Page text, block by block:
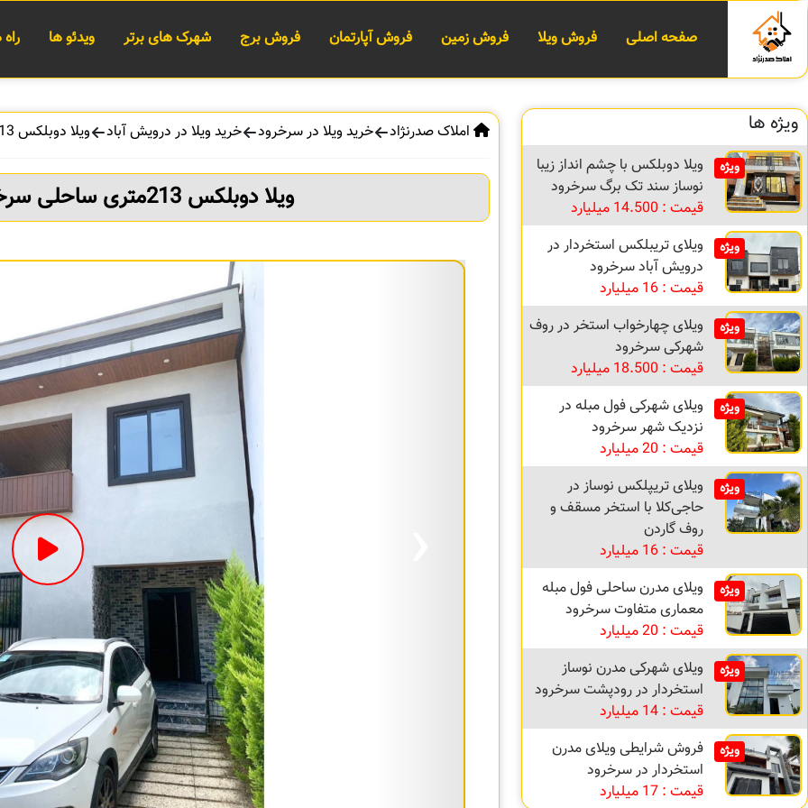
صفحه اصلی فروش ویلا فروش زمین فروش آپارتمان فروش برج شهرک های برتر ویدئو ها
املاک صدرنژاد خرید ویلا در سرخرود خرید ویلا در درویش آباد ویلا دوبلکس 213متری ساحلی سرخرود منطقه درویش آباد
ویلا دوبلکس 213متری ساحلی سرخرود منطقه درویش آباد
ویژه ها
ویژه
ویلا دوبلکس با چشم انداز زیبا
نوساز سند تک برگ سرخرود
قیمت : 14.500 میلیارد
ویژه
ویلای تریبلکس استخردار در
درویش آباد سرخرود
قیمت : 16 میلیارد
ویژه
ویلای چهارخواب استخر در روف
شهرکی سرخرود
قیمت : 18.500 میلیارد
ویژه
ویلای شهرکی فول مبله در
نزدیک شهر سرخرود
قیمت : 20 میلیارد
ویژه
ویلای تریپلکس نوساز در
حاجی‌کلا با استخر مسقف و
روف گاردن
قیمت : 16 میلیارد
ویژه
ویلای مدرن ساحلی فول مبله
معماری متفاوت سرخرود
قیمت : 20 میلیارد
ویژه
ویلای شهرکی مدرن نوساز
استخردار در رودپشت سرخرود
قیمت : 14 میلیارد
ویژه
فروش شرایطی ویلای مدرن
استخردار در سرخرود
قیمت : 17 میلیارد